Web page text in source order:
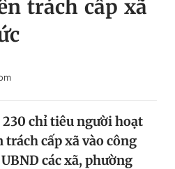
Magazine
trách cấp xã
chỉ tiêu người hoạt
cấp xã vào công
các xã, phường